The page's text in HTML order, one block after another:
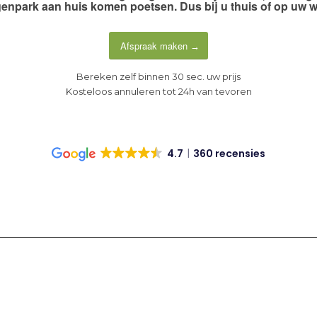
aan huis komen poetsen. Dus bij u thuis of op uw
Afspraak maken
Bereken zelf binnen 30 sec. uw prijs
Kosteloos annuleren tot 24h van tevoren
4.7 360 recensies